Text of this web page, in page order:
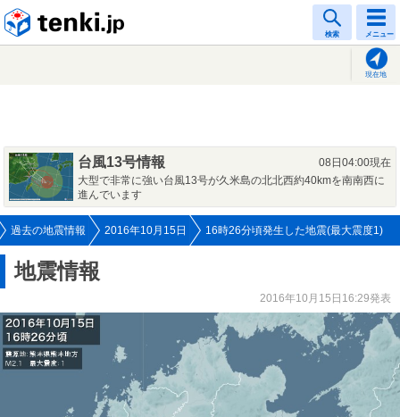
検索 メニュー
現在地
台風13号情報
08日04:00現在
大型で非常に強い台風13号が久米島の北北西約40kmを南南西に
進んでいます
過去の地震情報 2016年10月15日 16時26分頃発生した地震(最大震度1)
地震情報
2016年10月15日16:29発表